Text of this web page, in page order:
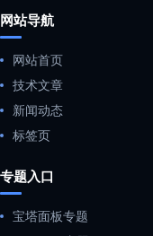
网站导航
网站首页
技术文章
新闻动态
标签页
专题入口
宝塔面板专题